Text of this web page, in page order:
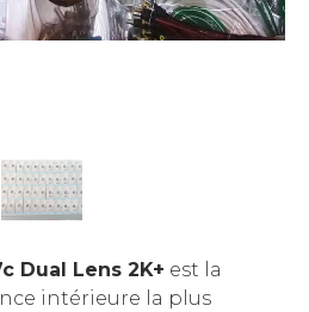
Dual Lens 2K+ est la
intérieure la plus